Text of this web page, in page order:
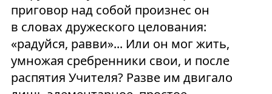
приговор над собой произнес он
в словах дружеского целования:
«радуйся, равви»... Или он мог жить,
умножая сребренники свои, и после
распятия Учителя? Разве им двигало